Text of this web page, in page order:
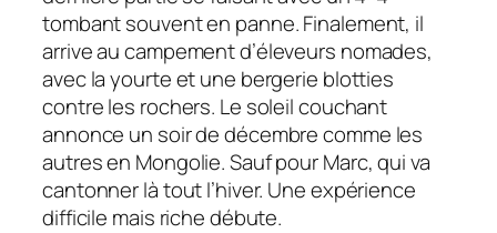
tombant souvent en panne. Finalement, il
arrive au campement d’éleveurs nomades,
avec la yourte et une bergerie blotties
contre les rochers. Le soleil couchant
annonce un soir de décembre comme les
autres en Mongolie. Sauf pour Marc, qui va
cantonner là tout l’hiver. Une expérience
difficile mais riche débute.